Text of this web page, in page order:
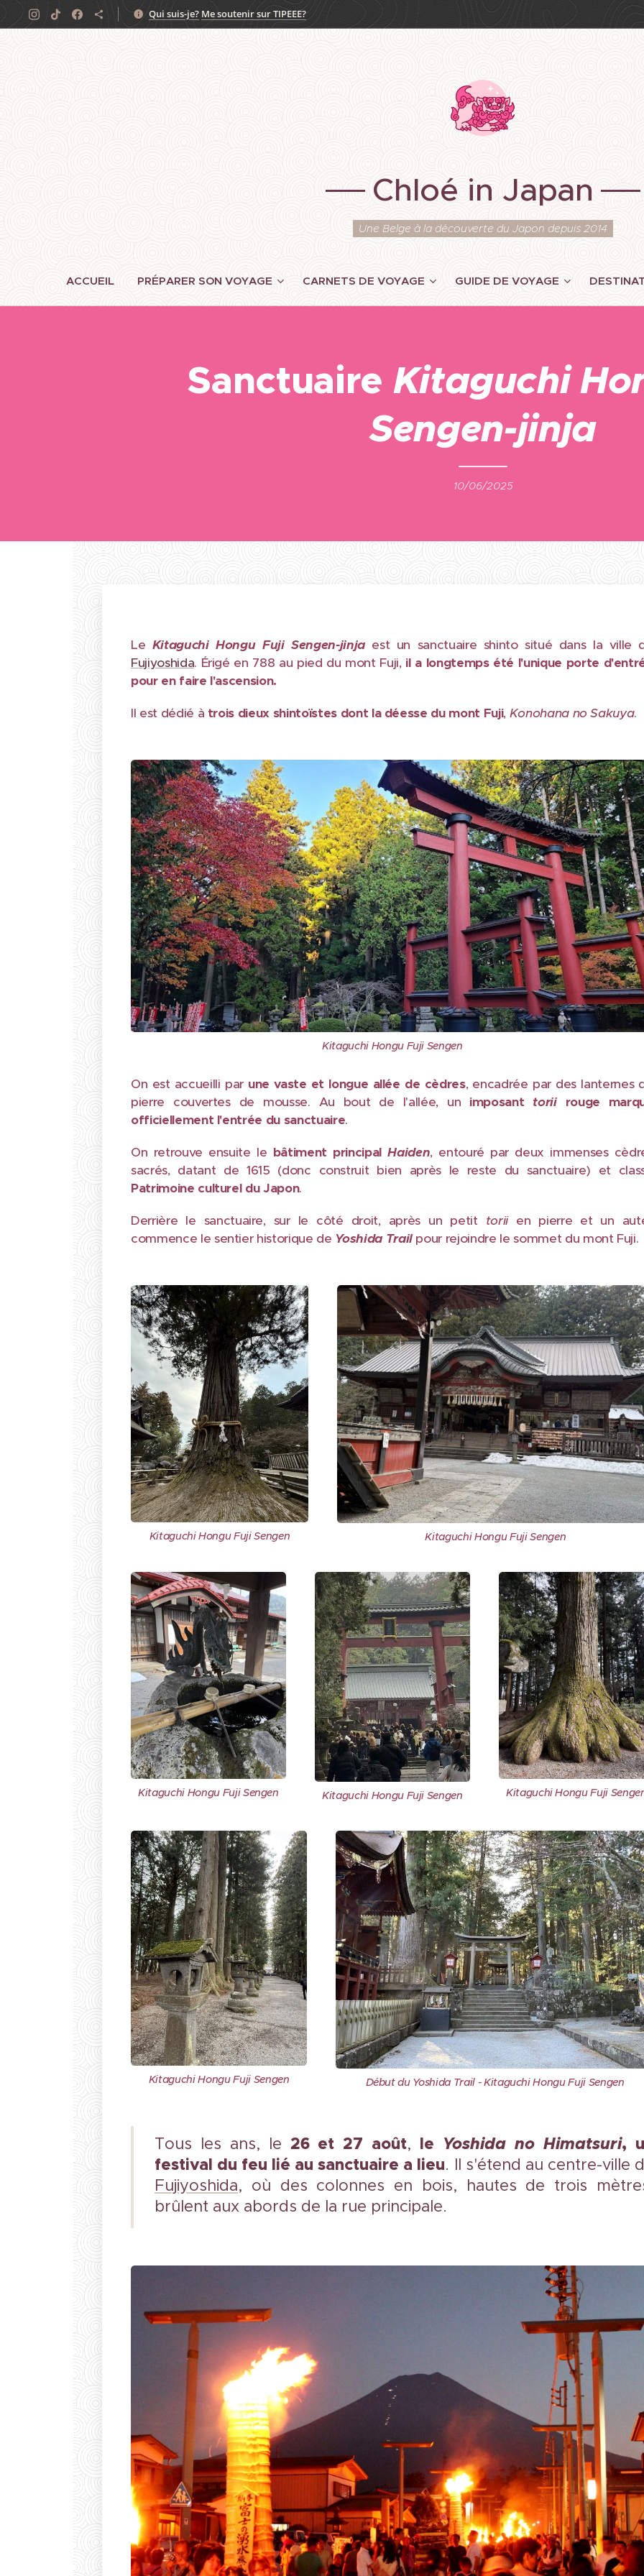
Qui suis-je? Me soutenir sur TIPEEE?
Chloé in Japan
Une Belge à la découverte du Japon depuis 2014
ACCUEIL PRÉPARER SON VOYAGE CARNETS DE VOYAGE GUIDE DE VOYAGE
Sanctuaire Kitaguchi
Sengen-jinja
10/06/2025
Le Kitaguchi Hongu Fuji Sengen-jinjaest un sanctuaire shinto situé dans la ville
Fujiyoshida. Érigé en 788 au pied du mont Fuji, il a longtemps été l'unique porte
pour en faire l'ascension.
Il est dédié à trois dieux shintoïstes dont la déesse du mont Fuji, Konohana no Sakuya.
Kitaguchi Hongu Fuji Sengen
On est accueilli par une vaste et longue allée de cèdres, encadrée par des lanternes
pierre couvertes de mousse. Au bout de l'allée, un imposant torii rouge
officiellement l'entrée du sanctuaire.
On retrouve ensuite le bâtiment principalHaiden, entouré par deux immenses
sacrés, datant de 1615 (donc construit bien après le reste du sanctuaire) et
Patrimoine culturel du Japon.
Derrière le sanctuaire, sur le côté droit, après un petit toriien pierre et un
commence le sentier historique de Yoshida Trailpour rejoindre le sommet du mont Fuji.
Kitaguchi Hongu Fuji Sengen Kitaguchi Hongu Fuji Sengen
Kitaguchi Hongu Fuji Sengen Kitaguchi Hongu Fuji Sengen Kitaguchi Hongu Fuji
Kitaguchi Hongu Fuji Sengen Début du Yoshida Trail - Kitaguchi Hongu Fuji Sengen
Tous les ans, le 26 et 27 août, le Yoshida no Himatsuri,
festival du feu lié au sanctuaire a lieu. Il s'étend au centre-ville
Fujiyoshida, où des colonnes en bois, hautes de trois
brûlent aux abords de la rue principale.